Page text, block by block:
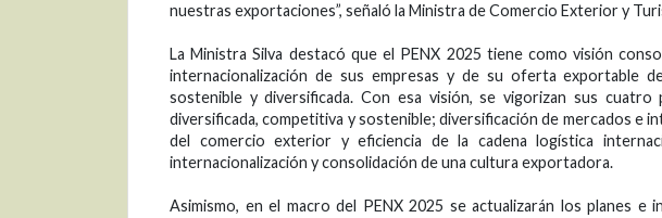
nuestras exportaciones”, señaló la Ministra de Comercio Exterior y
La Ministra Silva destacó que el PENX 2025 tiene como visión
internacionalización de sus empresas y de su oferta exportable
sostenible y diversificada. Con esa visión, se vigorizan sus
diversificada, competitiva y sostenible; diversificación de mercados e
del comercio exterior y eficiencia de la cadena logística
internacionalización y consolidación de una cultura exportadora.
Asimismo, en el macro del PENX 2025 se actualizarán los planes